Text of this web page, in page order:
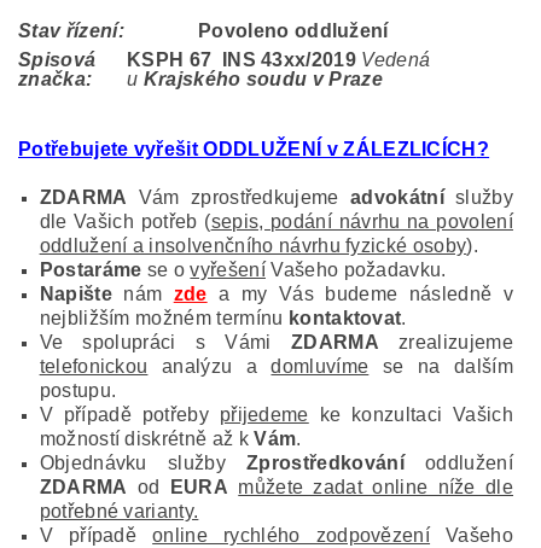
Stav řízení:
Povoleno oddlužení
Spisová
značka:
KSPH 67 INS 43xx/2019 Vedená
u Krajského soudu v Praze
Potřebujete vyřešit ODDLUŽENÍ v ZÁLEZLICÍCH ?
ZDARMA Vám zprostředkujeme advokátníslužby
dle Vašich potřeb (sepis, podání návrhu na povolení
oddlužení a insolvenčního návrhu fyzické osoby).
Postaráme se ovyřešeníVašeho požadavku.
Napištenám zde a my Vás budeme následně v
nejbližším možném termínu kontaktovat.
Ve spolupráci s Vámi ZDARMA zrealizujeme
telefonickou analýzu adomluvíme se na dalším
postupu.
V případě potřeby přijedeme ke konzultaci Vašich
možností diskrétně až kVám.
Objednávku služby
Zprostředkováníoddlužení
ZDARMA od EURA můžete zadat online níže dle
potřebné varianty.
V případěonline rychlého zodpovězení Vašeho